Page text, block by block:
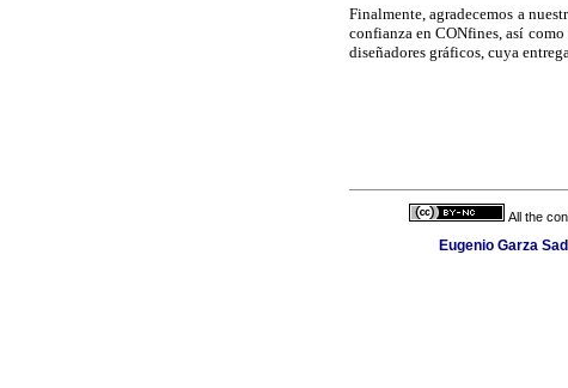
Finalmente, agradecemos a
confianza en CONfines, así
diseñadores gráficos, cuya
All the
Eugenio Garza